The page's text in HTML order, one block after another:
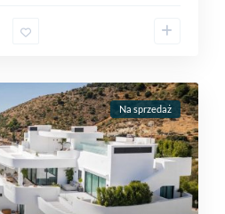
Na sprzedaż